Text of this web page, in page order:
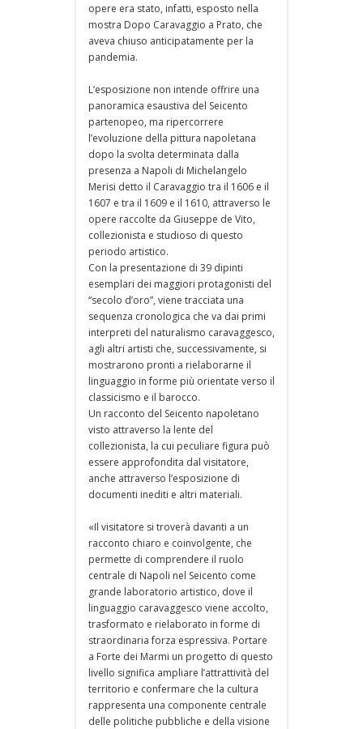
opere era stato, infatti, esposto nella
mostra Dopo Caravaggio a Prato, che
aveva chiuso anticipatamente per la
pandemia.
L’esposizione non intende offrire una
panoramica esaustiva del Seicento
partenopeo, ma ripercorrere
l’evoluzione della pittura napoletana
dopo la svolta determinata dalla
presenza a Napoli di Michelangelo
Merisi detto il Caravaggio tra il 1606 e il
1607 e tra il 1609 e il 1610, attraverso le
opere raccolte da Giuseppe de Vito,
collezionista e studioso di questo
periodo artistico.
Con la presentazione di 39 dipinti
esemplari dei maggiori protagonisti del
“secolo d’oro”, viene tracciata una
sequenza cronologica che va dai primi
interpreti del naturalismo caravaggesco,
agli altri artisti che, successivamente, si
mostrarono pronti a rielaborarne il
linguaggio in forme più orientate verso il
classicismo e il barocco.
Un racconto del Seicento napoletano
visto attraverso la lente del
collezionista, la cui peculiare figura può
essere approfondita dal visitatore,
anche attraverso l’esposizione di
documenti inediti e altri materiali.
«Il visitatore si troverà davanti a un
racconto chiaro e coinvolgente, che
permette di comprendere il ruolo
centrale di Napoli nel Seicento come
grande laboratorio artistico, dove il
linguaggio caravaggesco viene accolto,
trasformato e rielaborato in forme di
straordinaria forza espressiva. Portare
a Forte dei Marmi un progetto di questo
livello significa ampliare l’attrattività del
territorio e confermare che la cultura
rappresenta una componente centrale
delle politiche pubbliche e della visione